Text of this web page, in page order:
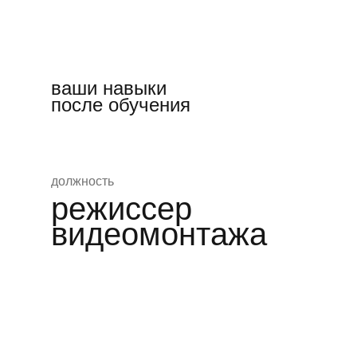
ваши навыки
после обучения
режиссер
видеомонтажа
должность